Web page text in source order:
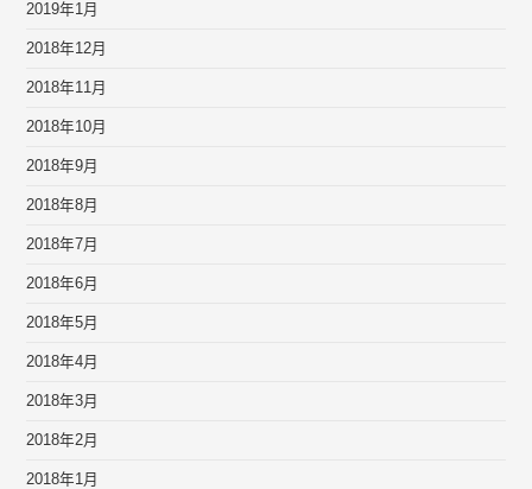
2019年1月
2018年12月
2018年11月
2018年10月
2018年9月
2018年8月
2018年7月
2018年6月
2018年5月
2018年4月
2018年3月
2018年2月
2018年1月